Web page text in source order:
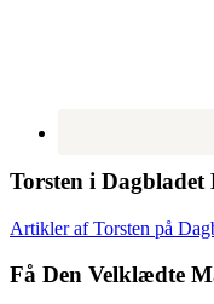
Torsten i Dagbladet
Artikler af Torsten på
Få Den Velklædte